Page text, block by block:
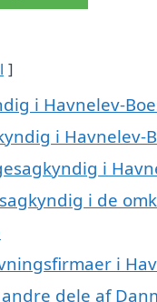
i Havnelev-
i Havnelev-
i
i de
i
dele af